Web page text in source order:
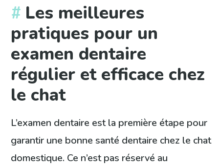
Les meilleures
pratiques pour un
examen dentaire
régulier et efficace chez
le chat
L’examen dentaire est la première étape pour
garantir une bonne santé dentaire chez le chat
domestique. Ce n’est pas réservé au